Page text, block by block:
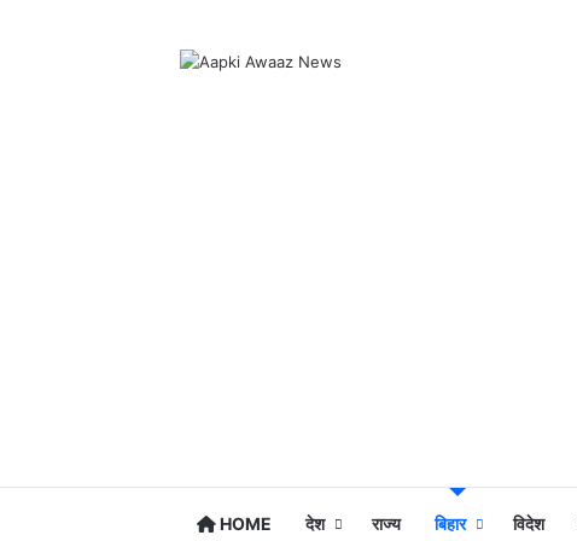
HOME देश राज्य बिहार विदेश